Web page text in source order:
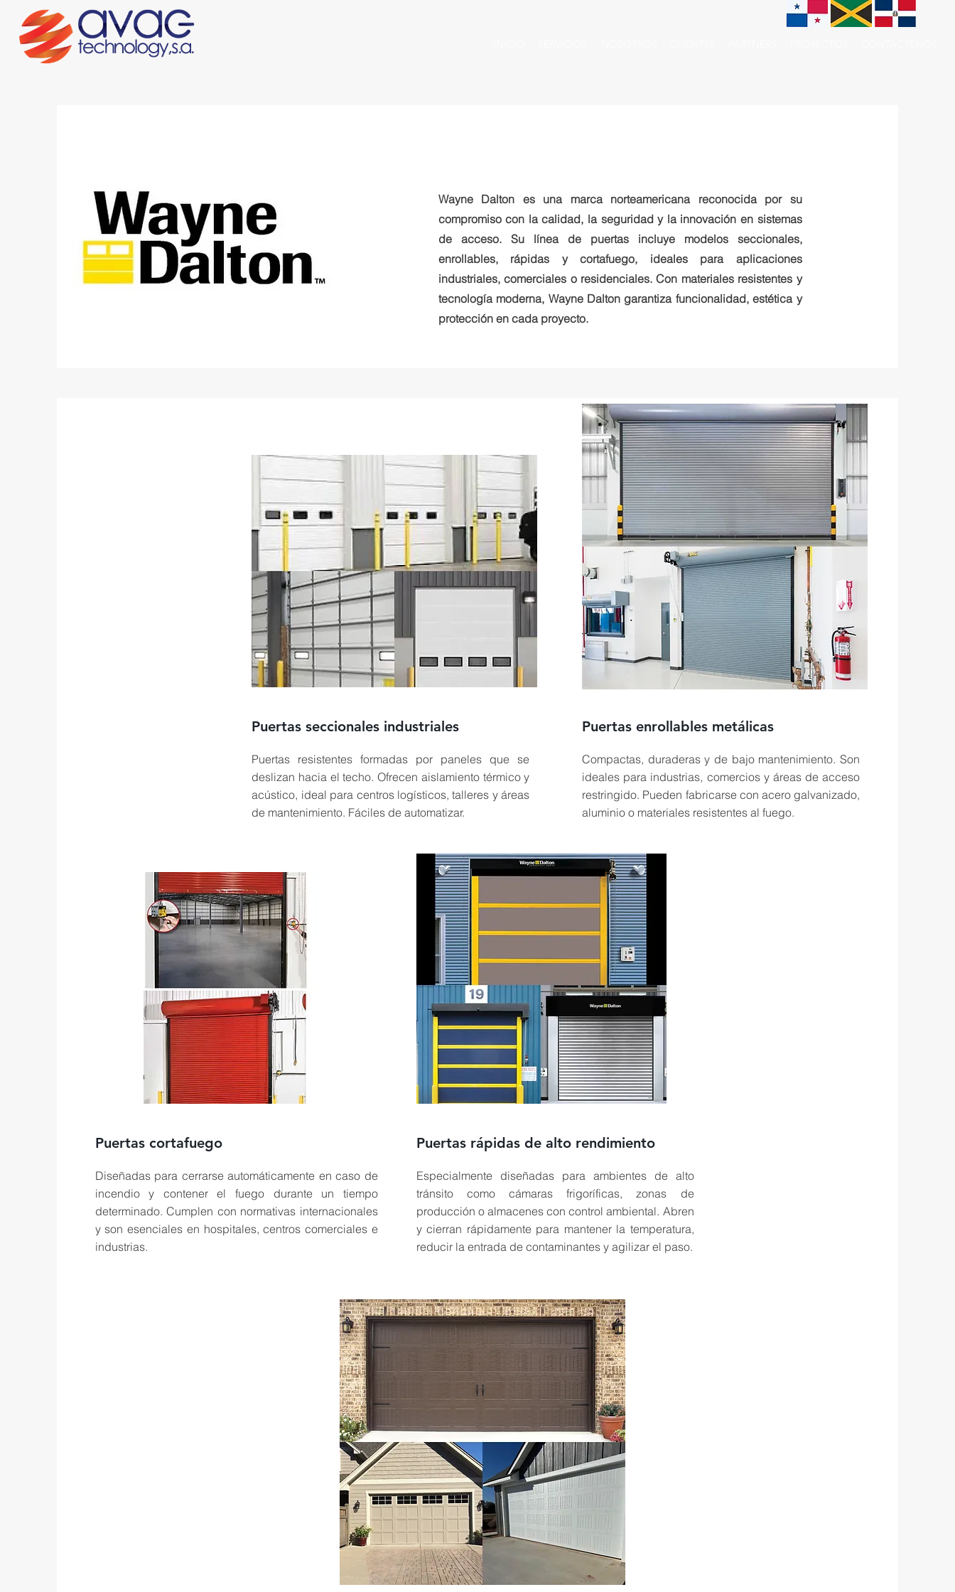
Wayne Dalton es una marca norteamericana reconocida por su
compromiso con la calidad, la seguridad y la innovación en sistemas
de acceso. Su línea de puertas incluye modelos seccionales,
enrollables, rápidas y cortafuego, ideales para aplicaciones
industriales, comerciales o residenciales. Con materiales resistentes y
tecnología moderna, Wayne Dalton garantiza funcionalidad, estética y
protección en cada proyecto.
Puertas seccionales industriales
Puertas resistentes formadas por paneles que se
deslizan hacia el techo. Ofrecen aislamiento térmico y
acústico, ideal para centros logísticos, talleres y áreas
de mantenimiento. Fáciles de automatizar.
Puertas enrollables metálicas
Compactas, duraderas y de bajo mantenimiento. Son
ideales para industrias, comercios y áreas de acceso
restringido. Pueden fabricarse con acero galvanizado,
aluminio o materiales resistentes al fuego.
Puertas cortafuego
Diseñadas para cerrarse automáticamente en caso de
incendio y contener el fuego durante un tiempo
determinado. Cumplen con normativas internacionales
y son esenciales en hospitales, centros comerciales e
industrias.
Puertas rápidas de alto rendimiento
Especialmente diseñadas para ambientes de alto
tránsito como cámaras frigoríficas, zonas de
producción o almacenes con control ambiental. Abren
y cierran rápidamente para mantener la temperatura,
reducir la entrada de contaminantes y agilizar el paso.